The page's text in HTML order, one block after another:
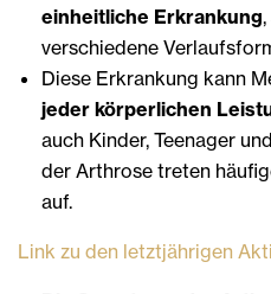
einheitliche Erkrankung
verschiedene
Diese Erkrankung kann
jeder körperlichen
auch Kinder, Teenager
der Arthrose treten
auf.
Link zu den letztjährigen